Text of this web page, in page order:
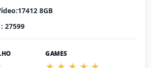
8GB
27599
GAMES